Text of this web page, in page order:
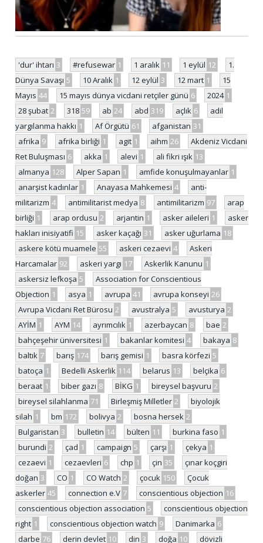
'dur' ihtarı 3 #refusewar 1 1 aralık 11 1 eylül 12
1.
Dünya Savaşı 5 10 Aralık 1 12 eylül 3 12 mart 1
15
Mayıs 44 15 mayıs dünya vicdani retçiler günü 6 2024 1
28 şubat 2 318 59 ab 24 abd 319 açlık 6
adil
yargılanma hakkı 1 Af Örgütü 61 afganistan 31
afrika 9 afrika birliği 1 agit 1 aihm 26
Akdeniz Vicdani
Ret Buluşması 6 akka 1 alevi 1 ali fikri ışık 13
almanya 128 Alper Sapan 1 amfide konuşulmayanlar 1
anarşist kadınlar 1 Anayasa Mahkemesi 4
anti-
militarizm 4 antimilitarist medya 8 antimilitarizm 97
arap
birliği 1 arap ordusu 2 arjantin 1 asker aileleri 1
asker
hakları inisiyatifi 15 asker kaçağı 31 asker uğurlama 18
askere kötü muamele 55 askeri cezaevi 4
Askeri
Harcamalar 92 askeri yargı 17 Askerlik Kanunu 1
askersiz lefkoşa 5
Association for Conscientious
Objection 1 asya 1 avrupa 41 avrupa konseyi 26
Avrupa Vicdani Ret Bürosu 2 avustralya 5 avusturya 2
AYİM 1 AYM 14 ayrımcılık 1 azerbaycan 8 bae 2
bahçeşehir üniversitesi 1 bakanlar komitesi 4 bakaya 8
baltık 7 barış 174 barış gemisi 1 basra körfezi 5
batoça 1 Bedelli Askerlik 114 belarus 13 belçika 6
beraat 1 biber gazı 8 BİKG 1 bireysel başvuru 2
bireysel silahlanma 71 Birleşmiş Milletler 2
biyolojik
silah 1 bm 172 bolivya 2 bosna hersek 2
Bulgaristan 3 bulletin 14 bülten 11 burkina faso 1
burundi 2 çad 1 campaign 5 çarşı 1 çekya 1
cezaevi 1 cezaevleri 6 chp 1 çin 35
çınar koçgiri
doğan 3 CO 1 CO Watch 2 çocuk 150
Çocuk
askerler 45 connection e.V 7 conscientious objection 16
conscientious objection association 5
conscientious objection
right 1 conscientious objection watch 9 Danimarka 6
darbe 76 derin devlet 10 din 3 doğa 10
dövizli